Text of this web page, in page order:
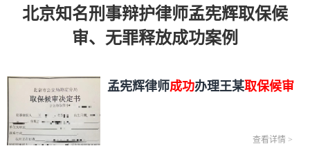
北京知名刑事辩护律师孟宪辉取保候
审、无罪释放成功案例
孟宪辉律师成功办理王某取保候审
查看详情 >